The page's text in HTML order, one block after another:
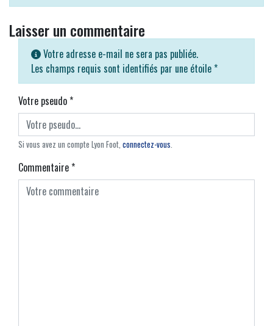
Laisser un commentaire
Votre adresse e-mail ne sera pas publiée.
Les champs requis sont identifiés par une étoile *
Votre pseudo*
Si vous avez un compte Lyon Foot, connectez-vous.
Commentaire*